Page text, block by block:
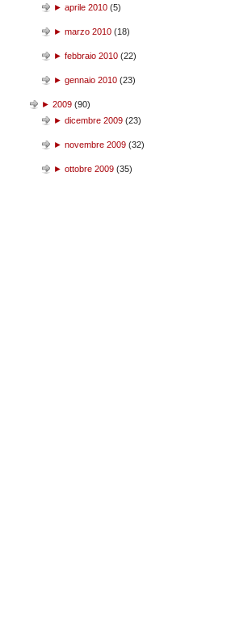
► aprile 2010 (5)
► marzo 2010 (18)
► febbraio 2010 (22)
► gennaio 2010 (23)
► 2009 (90)
► dicembre 2009 (23)
► novembre 2009 (32)
► ottobre 2009 (35)